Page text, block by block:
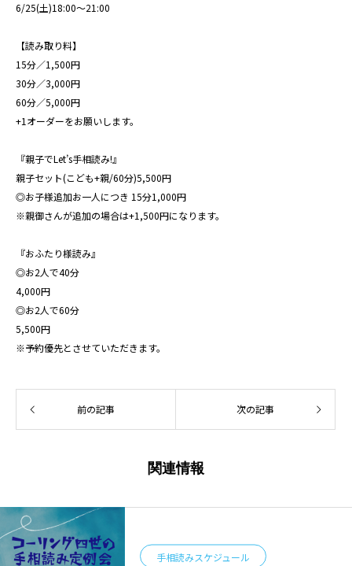
6/25(土)18:00～21:00
【読み取り料】
15分／1,500円
30分／3,000円
60分／5,000円
+1オーダーをお願いします。
『親子でLet’s手相読み!』
親子セット(こども+親/60分)5,500円
◎お子様追加お一人につき 15分1,000円
※親御さんが追加の場合は+1,500円になります。
『おふたり様読み』
◎お2人で40分
4,000円
◎お2人で60分
5,500円
※予約優先とさせていただきます。
前の記事 次の記事
関連情報
手相読みスケジュール